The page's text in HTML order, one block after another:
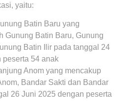
yaitu:
Batin Baru yang
Gunung Batin Baru, Gunung
Batin Ilir pada tanggal 24
peserta 54 anak
Anom yang mencakup
Bandar Sakti dan Bandar
26 Juni 2025 dengan peserta